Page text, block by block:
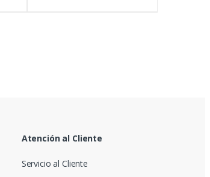
Atención al Cliente
Servicio al Cliente